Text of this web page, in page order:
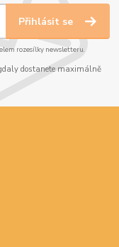
Přihlásit se
rozesílky newsletteru.
dostanete maximálně